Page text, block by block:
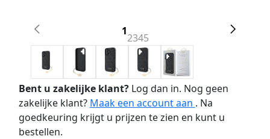
1
2345
Bent u zakelijke klant?Log dan in. Nog geen
zakelijke klant? Maak een account aan . Na
goedkeuring krijgt u prijzen te zien en kunt u
bestellen.